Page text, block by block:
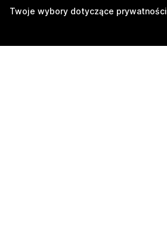
Twoje wybory dotyczące prywatności